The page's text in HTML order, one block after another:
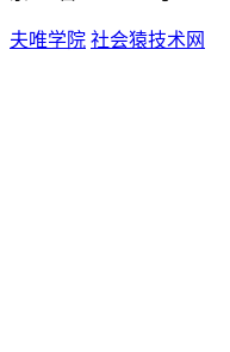
夫唯学院 社会猿技术网